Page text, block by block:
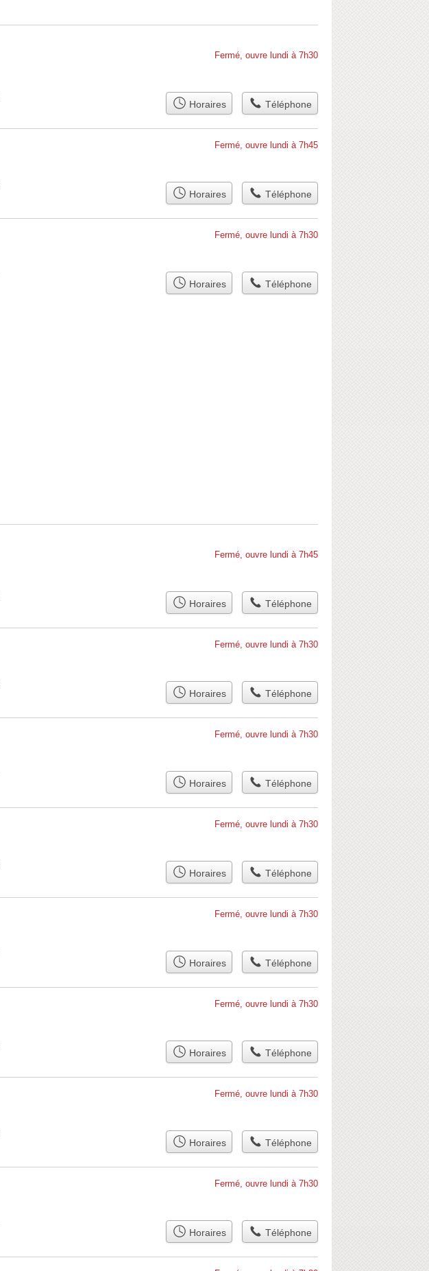
Fermé, ouvre lundi à 7h30
Horaires Téléphone
Fermé, ouvre lundi à 7h45
Horaires Téléphone
Fermé, ouvre lundi à 7h30
Horaires Téléphone
Fermé, ouvre lundi à 7h45
Horaires Téléphone
Fermé, ouvre lundi à 7h30
Horaires Téléphone
Fermé, ouvre lundi à 7h30
Horaires Téléphone
Fermé, ouvre lundi à 7h30
Horaires Téléphone
Fermé, ouvre lundi à 7h30
Horaires Téléphone
Fermé, ouvre lundi à 7h30
Horaires Téléphone
Fermé, ouvre lundi à 7h30
Horaires Téléphone
Fermé, ouvre lundi à 7h30
Horaires Téléphone